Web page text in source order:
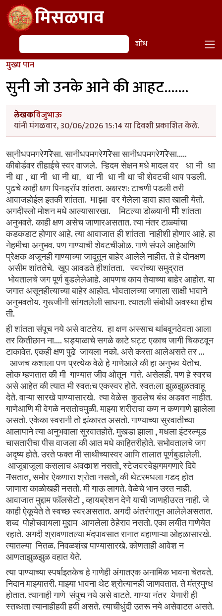
Skip to main contentमिसळपाव
शोध शोध
मुख्य पान
सुनी जो उनके आने की आहट.......
लेखकविजुभाऊ
यांनी मंगळवार, 30/06/2026 15:14 या दिवशी प्रकाशित केले.
सा्नीधपमगरेगरेसा.सानीधपमगरेगरेसा सानीधपमगरेगरेसा.....
कीबोर्डवर तीहाईचे स्वर वाजले.ऱ्हिदम सेक्षन मधे मादल वर धा नी धा
नी धा , धा नी धा नी धा, धा नी धा नी धा ची शेवटची थाप पडली.
पुढचे काही क्षण पिनड्रॉप शांतता. अक्षरश:टाचणी पडली तरी
आवाजहोईल इतकी शांतता. माझावर गेलेला डावा हात खाली येतो.
अगदीस्लो मोशन मधे आल्यासारखा. मिटल्या डोळ्यानीमीशांतता
अनुभवते.काही क्षण असेच जाणारअसतात.त्या नंतर टाळ्यांचा
कडकडाट होणार आहे.त्या आवाजात ही शांतता नाहीशी होणार आहे.हा
नेहमीचा अनुभव.पण गाण्याची शेवटचीओळ.गाणे संपले आहेआणि
प्रेक्षक अजूनही गाण्याच्या जादूतून बाहेर आलेले नाहीत.ते हे दोनक्षण
असीम शांततेचे.खूप आवडते हीशांतता.स्वरांच्या समुद्रात
भोवतालचे जग पूर्ण बुडलेलेआहे. आपणच काय तेयाच्या बाहेर आहोत.या
जगात असूनहीत्याच्या बाहेर आहोत. भोवतालच्या जगाला साक्षी भावाने
अनुभवतोय.गुरूजीनी सांगतलेली साधना.त्यातली संबोधी अवस्था हीच
ती.
ही शांतता संपूच नये असे वाटतेय.हा क्षण अस्साच थांबवूनठेवता आला
तर कितीछान ना....घड्याळाचे सगळे काटे घट्ट एकाच जागी चिकटवून
टाकावेत.एकही क्षण पुढे जायला नको. असे करता आलेअसते तर ...
आजच कशाला पण प्रत्येक वेळे हे गाणेआले की हा अनुभव येतोच.
लोक म्हणतात की मी गाण्यात जीव ओतून गाते. असेलही.पण हे स्वरच
असे आहेत की त्यात मी स्वत:च एकस्वर होते.स्वत:ला झुळझुळतवाहू
देते.वाऱ्या सारखे पाण्यासारखे.त्या वेळेस कुठलेच बंध अडवत नाहीत.
गाणेआणि मी वेगळे नसतोचमुळी.माझ्या शरीराचा कण न कणगाणे झालेला
असतो.एकेका स्वरानी तो झंकारत असतो.गाण्याच्या सुरवातीच्या
आलापाने त्या अनुभवाला सुरवातहोते.मुखडा झाला,मधला इंटरल्यूड
चासतारीचा पीस वाजला की आत मधे काहितरीहोते.सभोवतालचे जग
अदृष्य होते.उरते फक्त मी साथीच्यास्वर आणि तालात पूर्णबुडालेली.
आजूबाजूला कसलाच अवकाश नसतो,स्टेजवरचेझगमगणारे दिवे
नसतात,समोर ऐकणारा श्रोता नसतो,की थेटरमधला गडद होत
जाणारा काळोखही नसतो.मी गाऊ लागते.वेळेचे भान उरत नाही.
आवाजात मुद्दाम फॉलसेटो,व्हायब्रेशन देणे याची जाणहीउरत नाही.जे
काही ऐकूयेते ते स्वच्छ स्वरअसतात. अगदी अंतरंगातून आलेलेअसतात.
शब्द पोहोचवायला मुद्दाम आणलेला ठेहेराव नसतो.एका लयीत गाणेयेत
रहाते. अगदी श्रावणातल्या मंदपावसात रानात वहाणाऱ्या ओहळासारखे.
त्यातल्या नितळ.निवळशंख पाण्यासारखे.कोणताही आवेश न
आणताझुळझुळ वहात येते.
त्या पाण्याच्या स्पर्षाइतकेच हे गाणेही अंगातएक अनामिक भावना चेतवते.
निदान माझ्यातरी.माझ्या भावना थेट श्रोत्यानही जाणवतात.ते मंत्रमुग्ध
होतात.त्यानाही गाणे संपुच नये असे वाटते.गाण्या नंतर येणारी ही
स्तब्धता त्यानाहीहवी हवी असते.त्याचीधुंदी उतरू नये असेवाटत असते.